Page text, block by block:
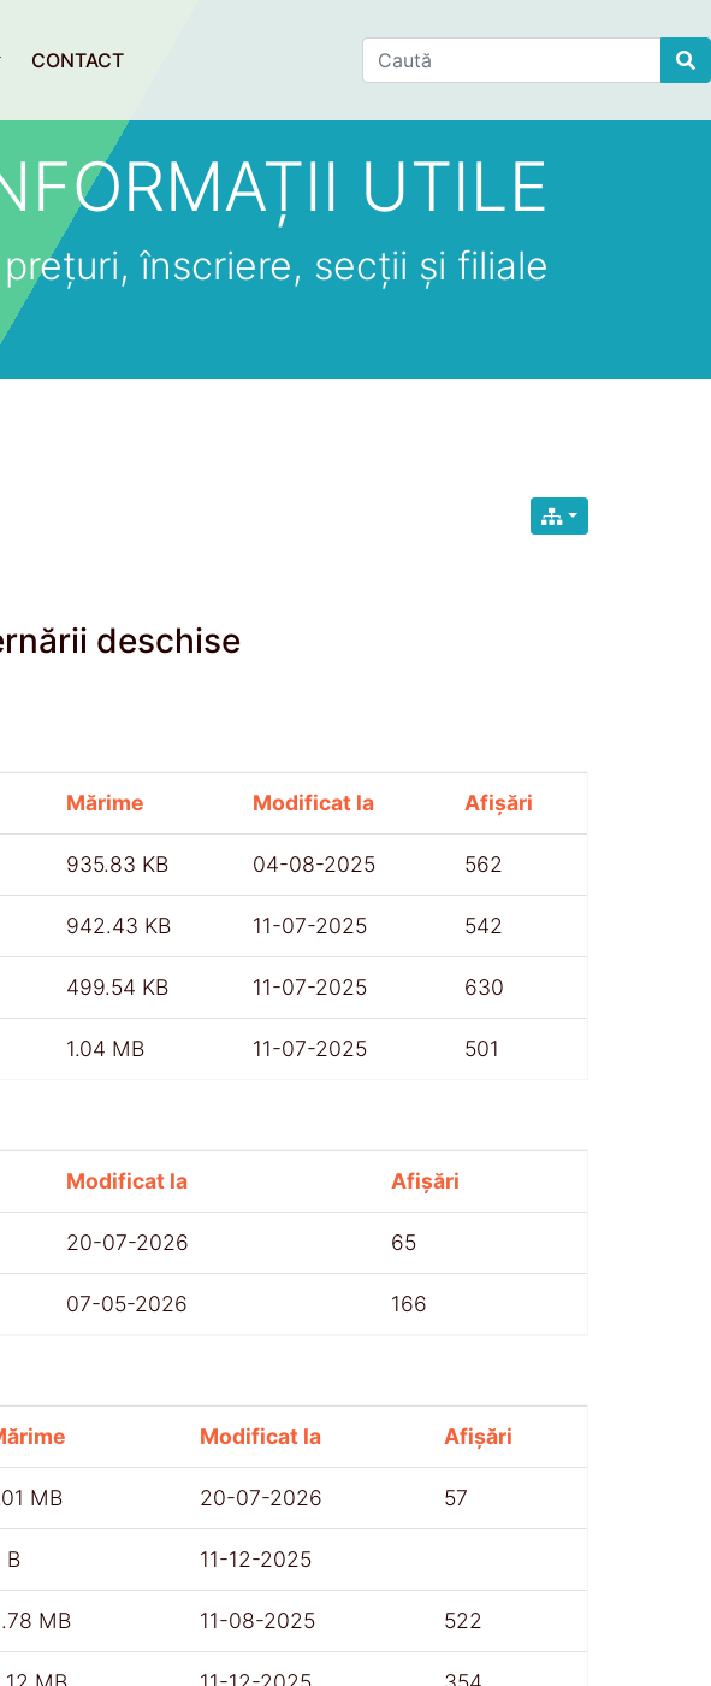
CONTACT
Find
UTILE
înscriere, secții și filiale
deschise
Mărime Modificat la Afișări
935.83 KB 04-08-2025 562
942.43 KB 11-07-2025 542
499.54 KB 11-07-2025 630
1.04 MB 11-07-2025 501
Modificat la Afișări
20-07-2026 65
07-05-2026 166
Modificat la Afișări
MB 20-07-2026 57
B 11-12-2025
MB 11-08-2025 522